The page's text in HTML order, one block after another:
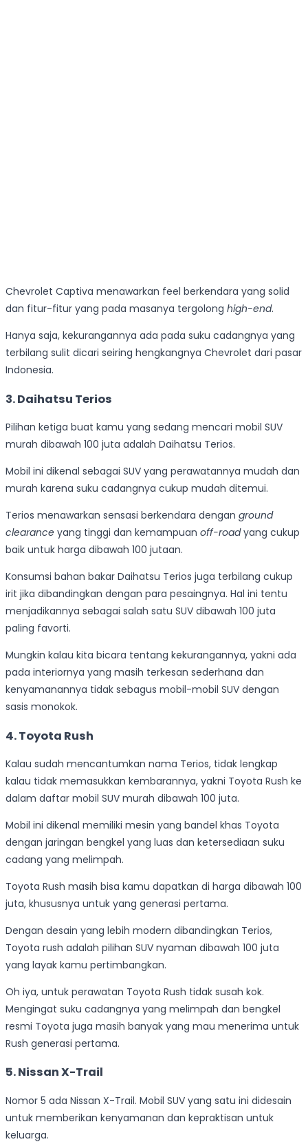
Chevrolet Captiva menawarkan feel berkendara yang solid
dan fitur-fitur yang pada masanya tergolong high-end.
Hanya saja, kekurangannya ada pada suku cadangnya yang
terbilang sulit dicari seiring hengkangnya Chevrolet dari pasar
Indonesia.
3.Daihatsu Terios
Pilihan ketiga buat kamu yang sedang mencari mobil SUV
murah dibawah 100 juta adalah Daihatsu Terios.
Mobil ini dikenal sebagai SUV yang perawatannya mudah dan
murah karena suku cadangnya cukup mudah ditemui.
Terios menawarkan sensasi berkendara dengan ground
clearance yang tinggi dan kemampuan off-roadyang cukup
baik untuk harga dibawah 100 jutaan.
Konsumsi bahan bakar Daihatsu Terios juga terbilang cukup
irit jika dibandingkan dengan para pesaingnya. Hal ini tentu
menjadikannya sebagai salah satu SUV dibawah 100 juta
paling favorti.
Mungkin kalau kita bicara tentang kekurangannya, yakni ada
pada interiornya yang masih terkesan sederhana dan
kenyamanannya tidak sebagus mobil-mobil SUV dengan
sasis monokok.
4.Toyota Rush
Kalau sudah mencantumkan nama Terios, tidak lengkap
kalau tidak memasukkan kembarannya, yakni Toyota Rush ke
dalam daftar mobil SUV murah dibawah 100 juta.
Mobil ini dikenal memiliki mesin yang bandel khas Toyota
dengan jaringan bengkel yang luas dan ketersediaan suku
cadang yang melimpah.
Toyota Rush masih bisa kamu dapatkan di harga dibawah 100
juta, khususnya untuk yang generasi pertama.
Dengan desain yang lebih modern dibandingkan Terios,
Toyota rush adalah pilihan SUV nyaman dibawah 100 juta
yang layak kamu pertimbangkan.
Oh iya, untuk perawatan Toyota Rush tidak susah kok.
Mengingat suku cadangnya yang melimpah dan bengkel
resmi Toyota juga masih banyak yang mau menerima untuk
Rush generasi pertama.
5. Nissan X-Trail
Nomor 5 ada Nissan X-Trail. Mobil SUV yang satu ini didesain
untuk memberikan kenyamanan dan kepraktisan untuk
keluarga.